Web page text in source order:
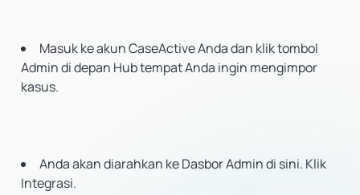
Masuk ke akun CaseActive Anda dan klik tombol
Admin di depan Hub tempat Anda ingin mengimpor
kasus.
Anda akan diarahkan ke Dasbor Admin di sini. Klik
Integrasi.